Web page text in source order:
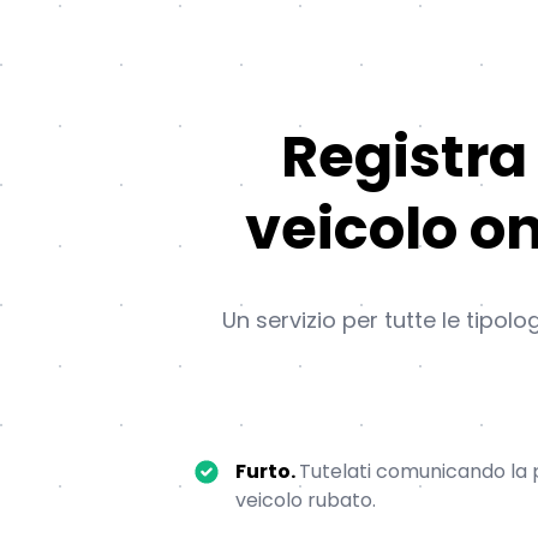
veicolo
Un servizio per tutte le
Furto.Tutelati comunicando la
veicolo rubato.